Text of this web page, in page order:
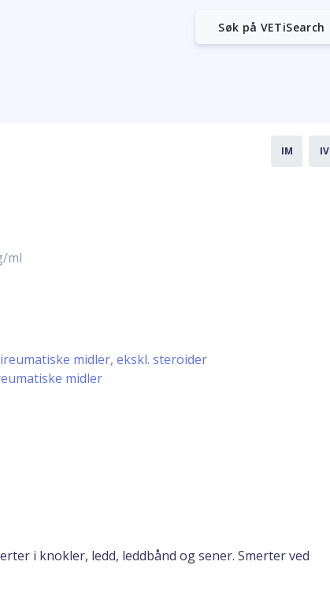
Søk på VETiSearch
IM IV
ml
midler, ekskl. steroider
midler
i knokler, ledd, leddbånd og sener. Smerter ved